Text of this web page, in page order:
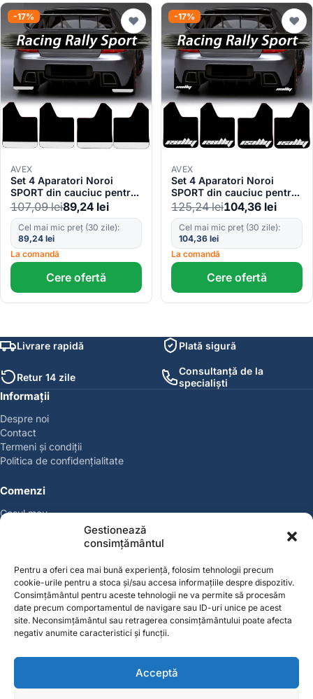
Gestionează
consimțământul
Pentru a oferi cea mai bună experiență, folosim tehnologii precum
cookie-urile pentru a stoca și/sau accesa informațiile despre dispozitiv.
Consimțământul pentru aceste tehnologii ne va permite să procesăm
date precum comportamentul de navigare sau ID-uri unice pe acest
site. Neconsimțământul sau retragerea consimțământului poate afecta
negativ anumite caracteristici și funcții.
Acceptă
-17% ♥
AVEX
Set 4 Aparatori Noroi
SPORT din cauciuc pentru
autoturisme, universale,
model Silver, dimensiune
30 x 23cm
107,09lei89,24 lei
Cel mai mic preț (30 zile):
89,24 lei
La comandă
Cere ofertă
-17% ♥
AVEX
Set 4 Aparatori Noroi
SPORT din cauciuc pentru
autoturisme, universale,
model Rally, dimensiune
30 x 23cm
125,24lei104,36 lei
Cel mai mic preț (30 zile):
104,36 lei
La comandă
Cere ofertă
Livrare rapidă Plată sigură
Retur 14 zile
Consultanță de la
specialiști
Informații
Despre noi
Contact
Termeni și condiții
Politica de confidențialitate
Comenzi
Coșul meu
Cont
Contul meu
Favorite
Magazin